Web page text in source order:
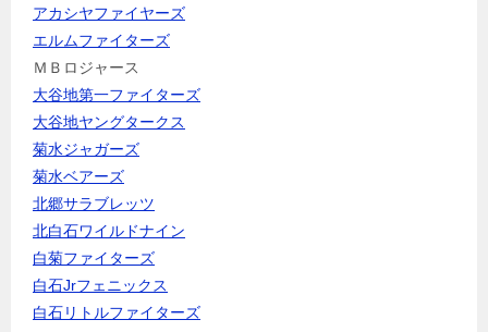
アカシヤファイヤーズ
エルムファイターズ
ＭＢロジャース
大谷地第一ファイターズ
大谷地ヤングタークス
菊水ジャガーズ
菊水ベアーズ
北郷サラブレッツ
北白石ワイルドナイン
白菊ファイターズ
白石Jrフェニックス
白石リトルファイターズ